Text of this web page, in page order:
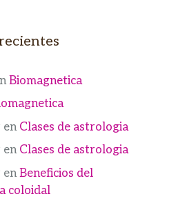
Biomagnetica
en Clases de astrologia
en Clases de astrologia
enBeneficios del
coloidal